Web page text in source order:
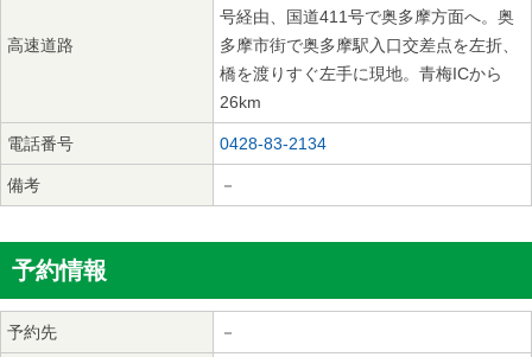
高速道路
号経由、国道411号で奥多摩方面へ。奥
多摩市街で奥多摩駅入口交差点を左折、
橋を渡りすぐ左手に現地。青梅ICから
26km
電話番号 0428-83-2134
備考 －
予約情報
予約先 －